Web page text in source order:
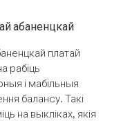
абаненцкай
платай
рабіць
і мабільныя
балансу. Такі
на выкліках, якія